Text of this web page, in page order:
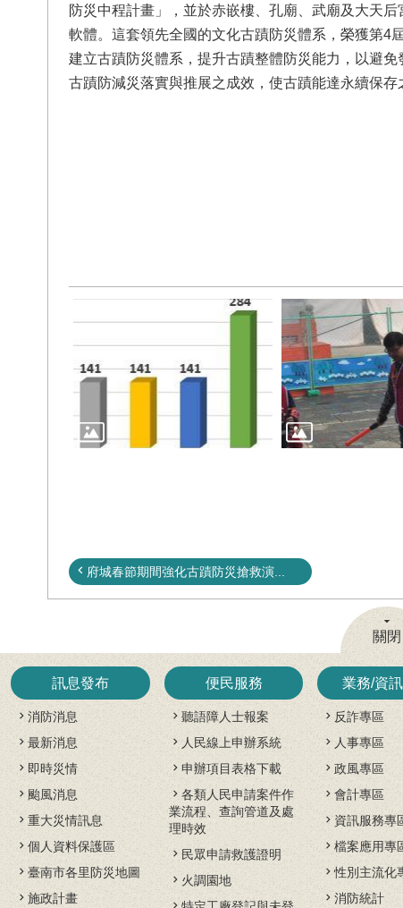
防災中程計畫」，並於赤嵌樓、孔廟、武廟及大天
軟體。這套領先全國的文化古蹟防災體系，榮獲第4
建立古蹟防災體系，提升古蹟整體防災能力，以避
古蹟防減災落實與推展之成效，使古蹟能達永續保存
府城春節期間強化古蹟防災搶救演...
關閉
訊息發布
消防消息
最新消息
即時災情
颱風消息
重大災情訊息
個人資料保護區
臺南市各里防災地圖
施政計畫
便民服務
聽語障人士報案
人民線上申辦系統
申辦項目表格下載
各類人民申請案件作
業流程、查詢管道及處
理時效
民眾申請救護證明
火調園地
業務/資
反詐專區
人事專區
政風專區
會計專區
資訊服務專
檔案應用專
性別主流化
消防統計